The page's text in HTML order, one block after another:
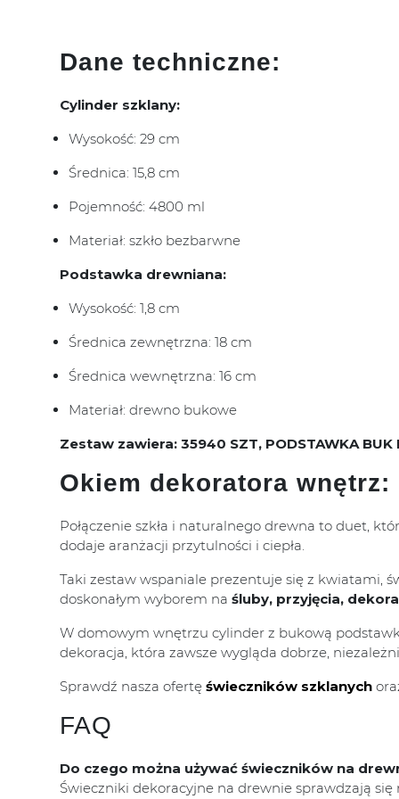
Dane techniczne:
Cylinder szklany:
Wysokość: 29 cm
Średnica: 15,8 cm
Pojemność: 4800 ml
Materiał: szkło bezbarwne
Podstawka drewniana:
Wysokość: 1,8 cm
Średnica zewnętrzna: 18 cm
Średnica wewnętrzna: 16 cm
Materiał: drewno bukowe
Zestaw zawiera: 35940 SZT, PODSTAWKA BUK
Okiem dekoratora wnętrz:
Połączenie szkła i naturalnego drewna to duet,
dodaje aranżacji przytulności i ciepła.
Taki zestaw wspaniale prezentuje się z kwiatami,
doskonałym wyborem na śluby, przyjęcia,
W domowym wnętrzu cylinder z bukową
dekoracja, która zawsze wygląda dobrze,
Sprawdź nasza ofertę świeczników szklanych
FAQ
Do czego można używać świeczników na
Świeczniki dekoracyjne na drewnie sprawdzają